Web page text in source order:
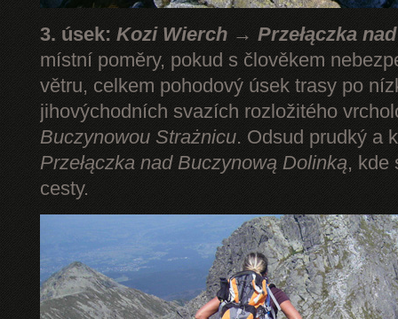
3. úsek: Kozi Wierch → Przełączka
místní poměry, pokud s člověkem
větru, celkem pohodový úsek trasy po
jihovýchodních svazích rozložitého
Buczynowou Strażnicu. Odsud prudký a
Przełączka nad Buczynową Dolinką, kde
cesty.